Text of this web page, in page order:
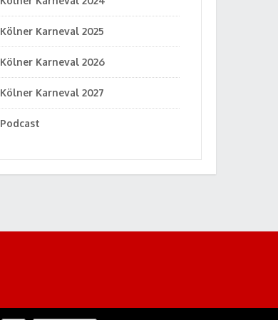
Kölner Karneval 2025
Kölner Karneval 2026
Kölner Karneval 2027
Podcast